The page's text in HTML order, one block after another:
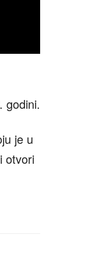
godini.
je u
otvori